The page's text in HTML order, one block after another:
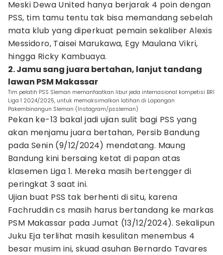
Meski Dewa United hanya berjarak 4 poin dengan
PSS, tim tamu tentu tak bisa memandang sebelah
mata klub yang diperkuat pemain sekaliber Alexis
Messidoro, Taisei Marukawa, Egy Maulana Vikri,
hingga Ricky Kambuaya.
2. Jamu sang juara bertahan, lanjut tandang
lawan PSM Makassar
Tim pelatih PSS Sleman memanfaatkan libur jeda internasional kompetisi BRI
Liga 1 2024/2025, untuk memaksimalkan latihan di Lapangan
Pakembinangun Sleman (Instagram/pssleman)
Pekan ke-13 bakal jadi ujian sulit bagi PSS yang
akan menjamu juara bertahan, Persib Bandung
pada Senin (9/12/2024) mendatang. Maung
Bandung kini bersaing ketat di papan atas
klasemen Liga 1. Mereka masih bertengger di
peringkat 3 saat ini.
Ujian buat PSS tak berhenti di situ, karena
Fachruddin cs masih harus bertandang ke markas
PSM Makassar pada Jumat (13/12/2024). Sekalipun
Juku Eja terlihat masih kesulitan menembus 4
besar musim ini, skuad asuhan Bernardo Tavares